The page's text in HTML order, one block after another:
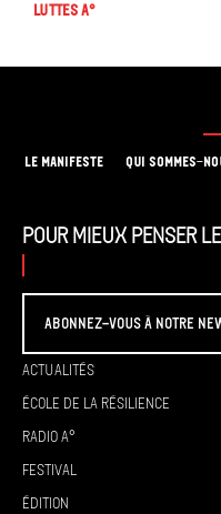
Luttes A°
LE MANIFESTE QUI SOMMES-
Pour mieux penser
Abonnez-vous à Notre
Actualités
École de la résilience
Radio A°
Festival
Édition